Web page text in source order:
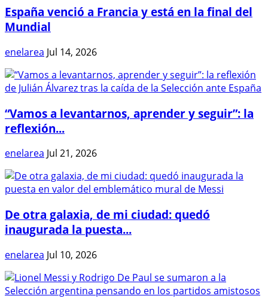
España venció a Francia y está en la final del
Mundial
enelarea Jul 14, 2026
“Vamos a levantarnos, aprender y seguir”: la
reflexión...
enelarea Jul 21, 2026
De otra galaxia, de mi ciudad: quedó
inaugurada la puesta...
enelarea Jul 10, 2026